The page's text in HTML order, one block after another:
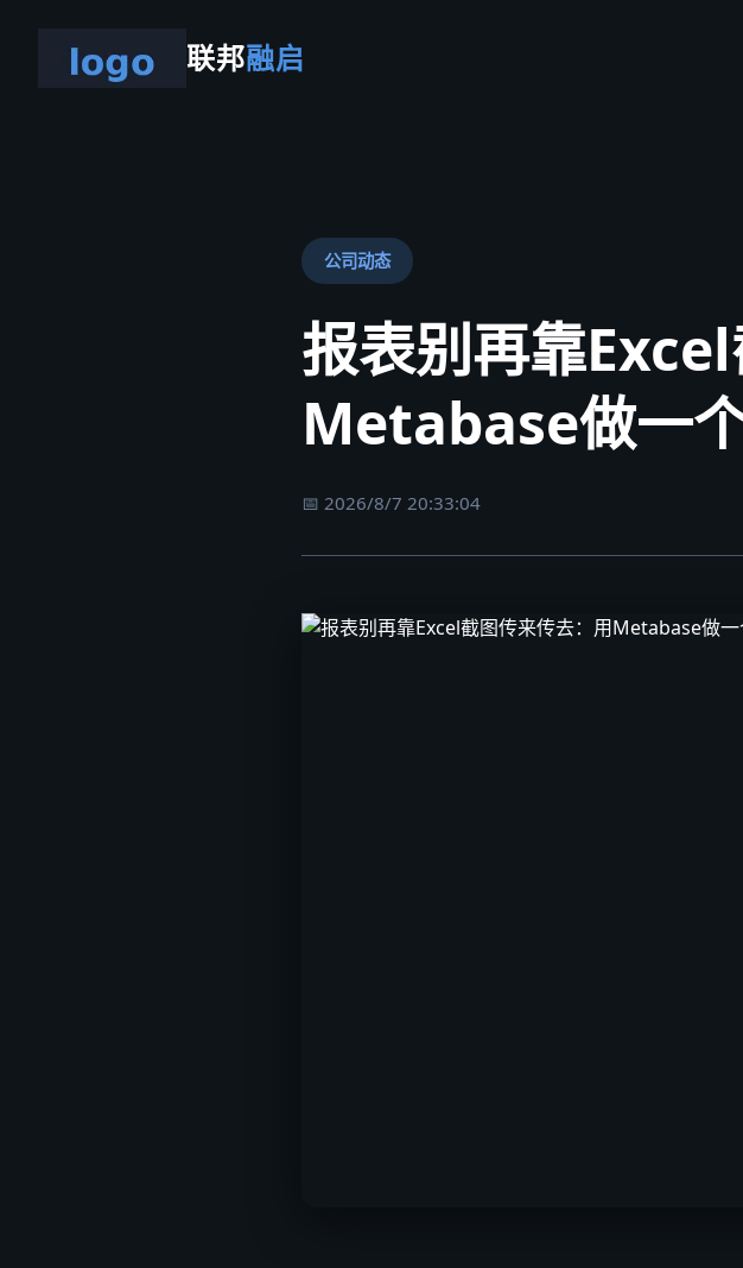
联邦融启
公司动态
报表别再靠
Metabase做一
📅 2026/8/7 20:33:04